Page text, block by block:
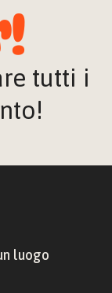
tutti i
luogo